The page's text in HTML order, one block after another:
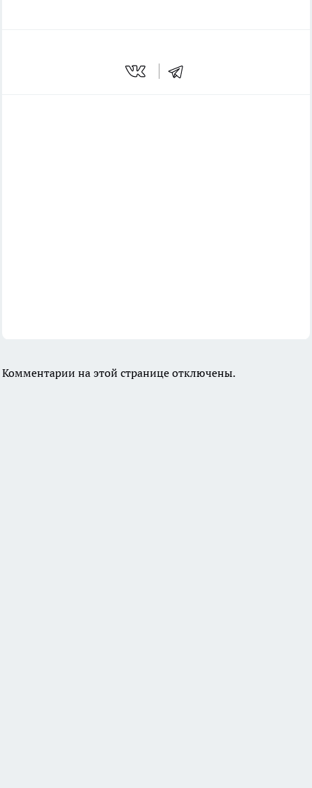
Комментарии на этой странице отключены.